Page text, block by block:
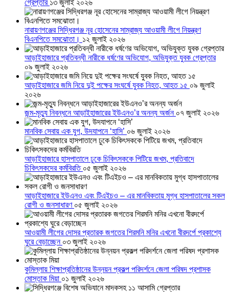
গ্রেপ্তার ১৩ জুলাই ২০২৬
নারায়ণগঞ্জের সিদ্ধিরগঞ্জ নূর হোসেনের সাম্রাজ্য আওয়ামী লীগে নিয়ন্ত্রণ
বিএনপিতে সমঝোতা। ১২ জুলাই ২০২৬
আড়াইহাজারে প্রতিবন্ধী নারীকে ধর্ষণের অভিযোগ, অভিযুক্ত যুবক গ্রেপ্তার
০৯ জুলাই ২০২৬
আড়াইহাজারে জমি নিয়ে দুই পক্ষের সংঘর্ষে যুবক নিহত, আহত ১৫ ০৯ জুলাই
২০২৬
জন্ম-মৃত্যু নিবন্ধনে আড়াইহাজারের ইউএনও’র অনন্য অর্জন ০৭ জুলাই ২০২৬
মানবিক সেবায় এক যুগ, উদযাপনে ‘হাসি’ ০৬ জুলাই ২০২৬
আড়াইহাজারে হাসপাতালে ঢুকে চিকিৎসককে পিটিয়ে জখম, প্রতিবাদে
চিকিৎসকদের কর্মবিরতি ০৫ জুলাই ২০২৬
আড়াইহাজারে ইউএনও এবং টিএইচও – এর মানবিকতায় মুগ্ধ হাসপাতালের সকল
রোগী ও জনসাধারণ ০৫ জুলাই ২০২৬
আওয়ামী লীগের দোসর প্রতারক জগতের শিরমনি মনির এখনো বীরদর্পে প্রকাশ্যে
ঘুরে বেড়াচ্ছেন ০৩ জুলাই ২০২৬
কুমিল্লায় শিক্ষাপ্রতিষ্ঠানের উন্নয়ন প্রকল্প পরিদর্শনে জেলা পরিষদ প্রশাসক
মোস্তাক মিয়া ০১ জুলাই ২০২৬